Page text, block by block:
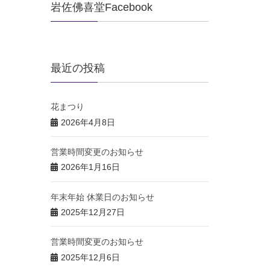
岩佐佛喜堂Facebook
最近の投稿
花まつり
2026年4月8日
営業時間変更のお知らせ
2026年1月16日
年末年始 休業日のお知らせ
2025年12月27日
営業時間変更のお知らせ
2025年12月6日